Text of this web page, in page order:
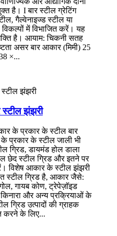
है। I बार स्टील ग्रेटिंग
गैल्वेनाइज्ड स्टील या
में विभाजित करें। यह
है। आयाम: चिकनी सतह
असर बार आकार (मिमी) 25
×...
झंझरी
के प्रकार के स्टील बार
प्रकार के स्टील जाली भी
ग्रिड, डायमंड होल डाला
छेद स्टील ग्रिड और इतने पर
विशेष आकार के स्टील झंझरी
स्टील ग्रिड है, आकार जैसे:
गायब कोण, ट्रेपेज़ॉइड
और अन्य प्रक्रियाओं के
ग्रिड उत्पादों की ग्राहक
करने के लिए...